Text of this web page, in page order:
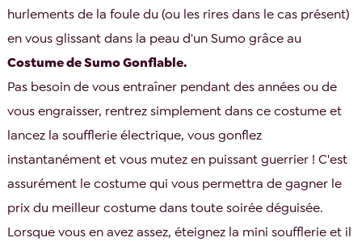
hurlements de la foule du (ou les rires dans le cas présent)
en vous glissant dans la peau d'un Sumo grâce au
Costume de Sumo Gonflable.
Pas besoin de vous entraîner pendant des années ou de
vous engraisser, rentrez simplement dans ce costume et
lancez la soufflerie électrique, vous gonflez
instantanément et vous mutez en puissant guerrier ! C'est
assurément le costume qui vous permettra de gagner le
prix du meilleur costume dans toute soirée déguisée.
Lorsque vous en avez assez, éteignez la mini soufflerie et il